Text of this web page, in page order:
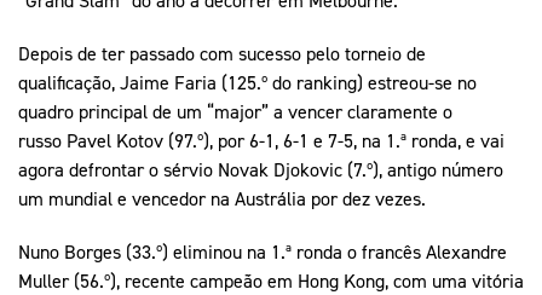
Depois de ter passado com sucesso pelo torneio de
qualificação, Jaime Faria (125.º do ranking) estreou-se no
quadro principal de um “major” a vencer claramente o
russo Pavel Kotov (97.º), por 6-1, 6-1 e 7-5, na 1.ª ronda, e vai
agora defrontar o sérvio Novak Djokovic (7.º), antigo número
um mundial e vencedor na Austrália por dez vezes.
Nuno Borges (33.º) eliminou na 1.ª ronda o francês Alexandre
Muller (56.º), recente campeão em Hong Kong, com uma vitória